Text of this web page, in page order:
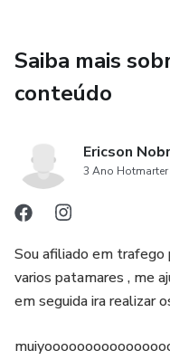
melhorar a sua
passar horas na
Saiba mais
conteúdo
Ericson
3 Ano Hotmarter
Sou afiliado em trafego
varios patamares , me
em seguida ira realizar